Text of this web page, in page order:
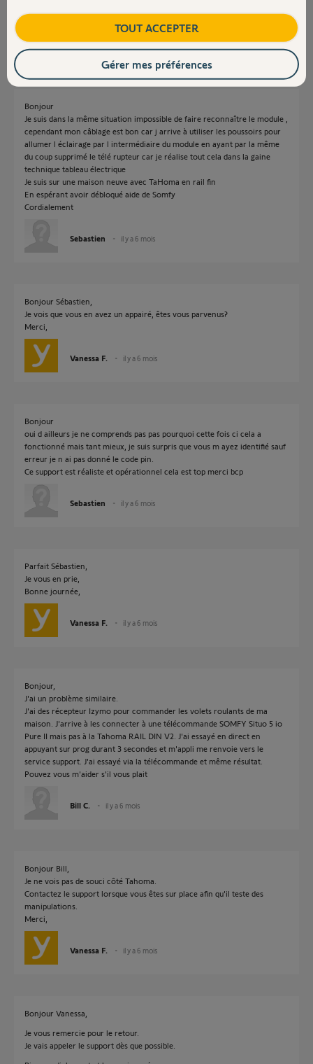
Bonne journée,
Vanessa F. il y a 8 mois
Bonjour
Je suis dans la même situation impossible de faire reconnaître le module ,
cependant mon câblage est bon car j arrive à utiliser les poussoirs pour
allumer l éclairage par l intermédiaire du module en ayant par la même
du coup supprimé le télé rupteur car je réalise tout cela dans la gaine
technique tableau électrique
Je suis sur une maison neuve avec TaHoma en rail fin
En espérant avoir débloqué aide de Somfy
Cordialement
Sebastien il y a 6 mois
Bonjour Sébastien,
Je vois que vous en avez un appairé, êtes vous parvenus?
Merci,
Vanessa F. il y a 6 mois
Bonjour
oui d ailleurs je ne comprends pas pas pourquoi cette fois ci cela a
fonctionné mais tant mieux, je suis surpris que vous m ayez identifié sauf
erreur je n ai pas donné le code pin.
Ce support est réaliste et opérationnel cela est top merci bcp
Sebastien il y a 6 mois
Parfait Sébastien,
Je vous en prie,
Bonne journée,
Vanessa F. il y a 6 mois
Bonjour,
J'ai un problème similaire.
J'ai des récepteur Izymo pour commander les volets roulants de ma
maison. J'arrive à les connecter à une télécommande SOMFY Situo 5 io
Pure II mais pas à la Tahoma RAIL DIN V2. J'ai essayé en direct en
appuyant sur prog durant 3 secondes et m'appli me renvoie vers le
service support. J'ai essayé via la télécommande et même résultat.
Pouvez vous m'aider s'il vous plait
Bill C. il y a 6 mois
Bonjour Bill,
Je ne vois pas de souci côté Tahoma.
Contactez le support lorsque vous êtes sur place afin qu'il teste des
manipulations.
Merci,
Vanessa F. il y a 6 mois
Bonjour Vanessa,
Je vous remercie pour le retour.
Je vais appeler le support dès que possible.
TOUT ACCEPTER
Gérer mes préférences